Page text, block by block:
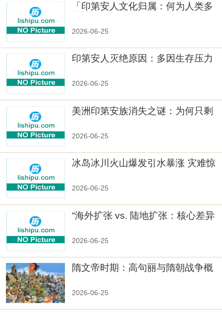
「印第安人文化归属：何为人类多
2026-06-25
印第安人灭绝原因：多因生存压力
2026-06-25
美洲印第安族消失之谜：为何只剩
2026-06-25
冰岛冰川火山爆发引水暴涨 灾难惊
2026-06-25
“海外扩张 vs. 陆地扩张：核心差异
2026-06-25
隋文帝时期：高句丽与隋朝战争概
2026-06-25